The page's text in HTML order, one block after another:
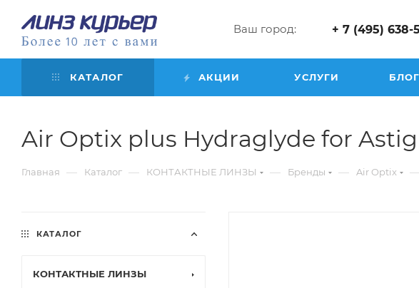
Ваш город: + 7 (495) 638-
КАТАЛОГ АКЦИИ УСЛУГИ БЛОГ
Air Optix plus Hydraglyde for
Главная — Каталог — КОНТАКТНЫЕ ЛИНЗЫ — Бренды — Air Optix
КАТАЛОГ
КОНТАКТНЫЕ ЛИНЗЫ